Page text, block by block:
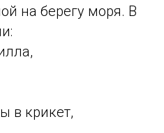
на берегу моря. В
в крикет,